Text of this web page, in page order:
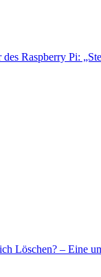
des Raspberry Pi:
Löschen? – Eine